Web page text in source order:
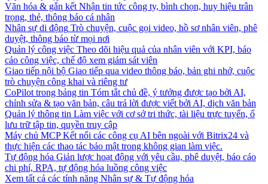
Văn hóa & gắn kết Nhận tin tức công ty, bình chọn, huy hiệu trân
trọng, thẻ, thông báo cá nhân
Nhân sự di động Trò chuyện, cuộc gọi video, hồ sơ nhân viên, phê
duyệt, thông báo từ mọi nơi
Quản lý công việc Theo dõi hiệu quả của nhân viên với KPI, báo
cáo công việc, chế độ xem giám sát viên
Giao tiếp nội bộ Giao tiếp qua video thông báo, bản ghi nhớ, cuộc
trò chuyện công khai và riêng tư
CoPilot trong bảng tin Tóm tắt chủ đề, ý tưởng được tạo bởi AI,
chỉnh sửa & tạo văn bản, câu trả lời được viết bởi AI, dịch văn bản
Quản lý thông tin Làm việc với cơ sở tri thức, tài liệu trực tuyến, ổ
lưu trữ tập tin, quyền truy cập
Máy chủ MCP Kết nối các công cụ AI bên ngoài với Bitrix24 và
thực hiện các thao tác bảo mật trong không gian làm việc.
Tự động hóa Giản lược hoạt động với yêu cầu, phê duyệt, báo cáo
chi phí, RPA, tự động hóa luồng công việc
Xem tất cả các tính năng Nhân sự & Tự động hóa